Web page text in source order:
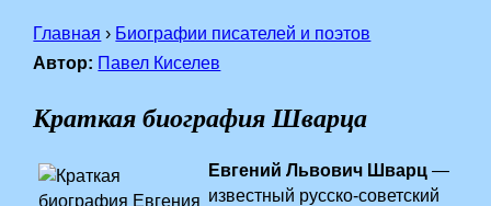
Главная › Биографии писателей и поэтов
Автор: Павел Киселев
Краткая биография Шварца
Евгений Львович Шварц —
известный русско-советский